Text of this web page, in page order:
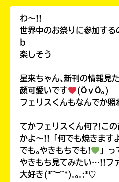
わ〜!!
世界中のお祭りに参加す
b
楽しそう
星来ちゃん､新刊の情報見
顔可愛いです
(ӦｖӦ｡)
フェリスくんもなんでか照
てかフェリスくん何?!こ
かよ〜!!「何でも焼きます
でも｡やきもちでも!
」
やきもち見てみたい…!!フ
大好き(*˘︶˘*).｡.:*♡